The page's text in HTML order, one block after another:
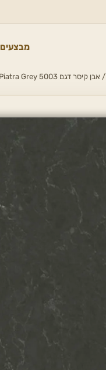
מבצעים
/ אבן קיסר דגם 5003 Piatra Grey קוורץ